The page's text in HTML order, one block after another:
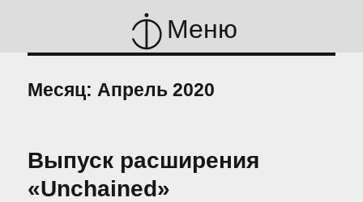
Меню
Месяц: Апрель 2020
Выпуск расширения
«Unchained»